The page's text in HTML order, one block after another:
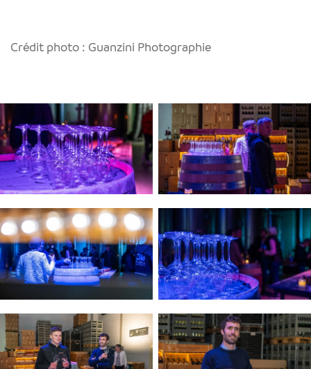
Crédit photo : Guanzini Photographie